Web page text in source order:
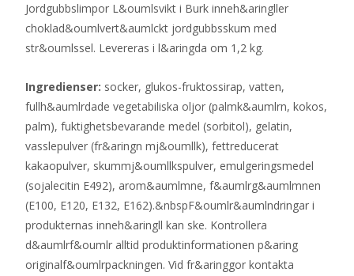
Jordgubbslimpor L&oumlsvikt i Burk inneh&aringller
choklad&oumlvert&aumlckt jordgubbsskum med
str&oumlssel. Levereras i l&aringda om 1,2 kg.
Ingredienser: socker, glukos-fruktossirap, vatten,
fullh&aumlrdade vegetabiliska oljor (palmk&aumlrn, kokos,
palm), fuktighetsbevarande medel (sorbitol), gelatin,
vasslepulver (fr&aringn mj&oumllk), fettreducerat
kakaopulver, skummj&oumllkspulver, emulgeringsmedel
(sojalecitin E492), arom&aumlmne, f&aumlrg&aumlmnen
(E100, E120, E132, E162).&nbspF&oumlr&aumlndringar i
produkternas inneh&aringll kan ske. Kontrollera
d&aumlrf&oumlr alltid produktinformationen p&aring
originalf&oumlrpackningen. Vid fr&aringgor kontakta